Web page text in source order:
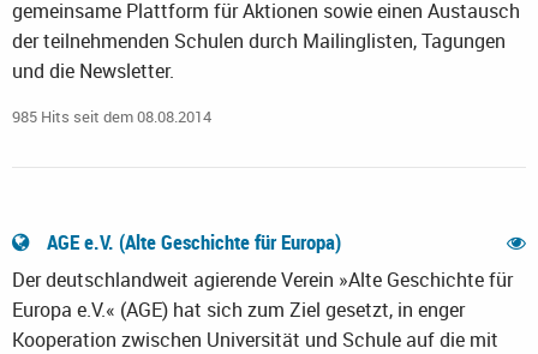
gemeinsame Plattform für Aktionen sowie einen Austausch
der teilnehmenden Schulen durch Mailinglisten, Tagungen
und die Newsletter.
985 Hits seit dem 08.08.2014
AGE e.V. (Alte Geschichte für Europa)
Der deutschlandweit agierende Verein »Alte Geschichte für
Europa e.V.« (AGE) hat sich zum Ziel gesetzt, in enger
Kooperation zwischen Universität und Schule auf die mit